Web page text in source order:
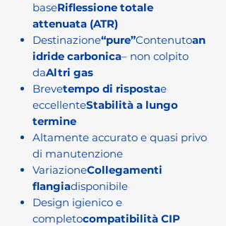
baseRiflessione totale
attenuata (ATR)
Destinazione“pure”Contenutoan
idride carbonica– non colpito
daAltri gas
Brevetempo di rispostae
eccellenteStabilità a lungo
termine
Altamente accurato e quasi privo
di manutenzione
VariazioneCollegamenti
flangiadisponibile
Design igienico e
completocompatibilità CIP